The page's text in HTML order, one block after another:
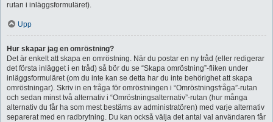
rutan i inläggsformuläret).
Upp
Hur skapar jag en omröstning?
Det är enkelt att skapa en omröstning. När du postar en ny tråd (eller redigerar
det första inlägget i en tråd) så bör du se “Skapa omröstning”-fliken under
inläggsformuläret (om du inte kan se detta har du inte behörighet att skapa
omröstningar). Skriv in en fråga för omröstningen i “Omröstningsfråga”-rutan
och sedan minst två alternativ i “Omröstningsalternativ”-rutan (hur många
alternativ du får ha som mest bestäms av administratören) med varje alternativ
separerat med en radbrytning. Du kan också välja det antal val användaren får